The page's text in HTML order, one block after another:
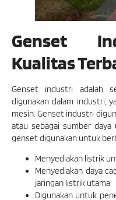
Genset
Kualitas
Genset industri adalah
digunakan dalam industri,
mesin. Genset industri
atau sebagai sumber daya
genset digunakan untuk
Menyediakan listrik
Menyediakan daya
jaringan listrik utama
Digunakan untuk